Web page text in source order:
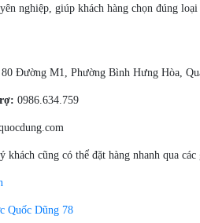
nghiệp, giúp khách hàng chọn đúng loại
80 Đường M1, Phường Bình Hưng Hòa,
0986.634.759
cũng có thể đặt hàng nhanh qua
Quốc Dũng 78